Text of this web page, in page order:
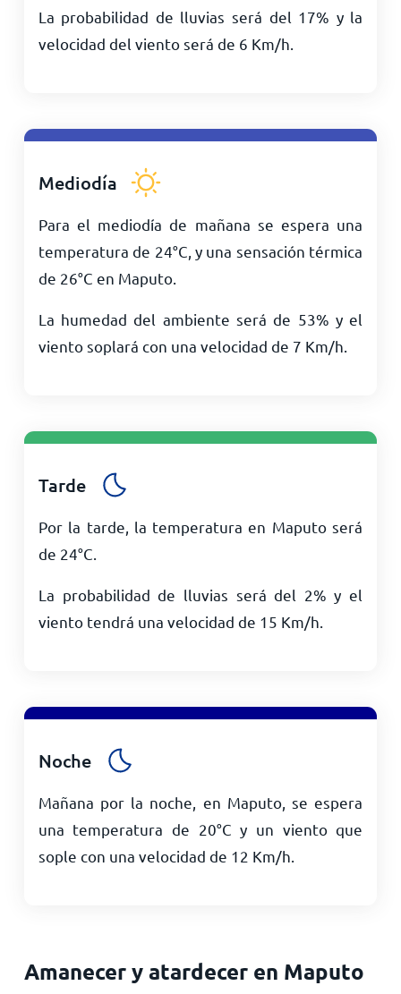
La probabilidad de lluvias será del 17% y la
velocidad del viento será de 6 Km/h
Mediodía
Para el mediodía de mañana se espera una
temperatura de 24°C , y una sensación térmica
de 26°C en Maputo.
La humedad del ambiente será de 53% y el
viento soplará con una velocidad de 7 Km/h
Tarde
Por la tarde, la temperatura en Maputo será
de 24°C
La probabilidad de lluvias será del 2% y el
viento tendrá una velocidad de 15 Km/h
Noche
Mañana por la noche, en Maputo, se espera
una temperatura de 20°C y un viento que
sople con una velocidad de 12 Km/h
Amanecer y atardecer en Maputo